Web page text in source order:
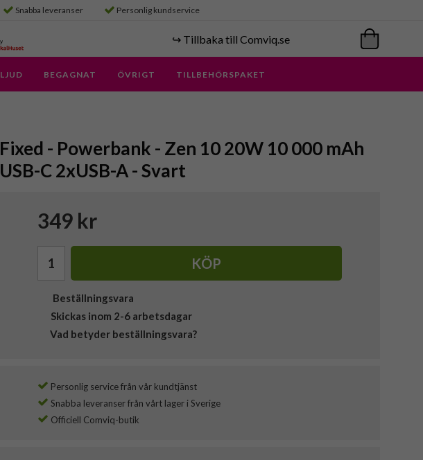
Snabba leveranser Personlig kundservice
↪️ Tillbaka till Comviq.se
LJUD BEGAGNAT ÖVRIGT TILLBEHÖRSPAKET
Fixed - Powerbank - Zen 10 20W 10 000 mAh
USB-C 2xUSB-A - Svart
349 kr
KÖP
Beställningsvara
Skickas inom 2-6 arbetsdagar
Vad betyder beställningsvara?
Personlig service från vår kundtjänst
Snabba leveranser från vårt lager i Sverige
Officiell Comviq-butik